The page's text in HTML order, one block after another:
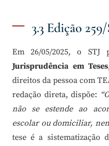
3.3 Edição
Em 26/05/2025, o STJ
Jurisprudência em Teses
direitos da pessoa com
redação direta, dispõe:
não se estende ao
escolar ou domiciliar,
tese é a sistematização